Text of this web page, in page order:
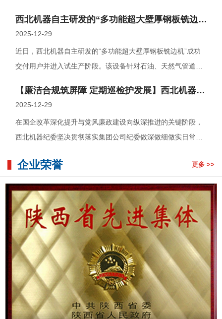
西北机器自主研发的“多功能超大壁厚钢板铣边机”成功交付
2025-12-29
近日，西北机器自主研发的“多功能超大壁厚钢板铣边机”成功
交付用户并进入试生产阶段。该设备针对石油、天然气管道输
【廉洁合规筑屏障 定期巡检护发展】西北机器纪委：创新协同巡检机制 赋能子公司合规运营
2025-12-29
在国企改革深化提升与党风廉政建设向纵深推进的关键阶段，
西北机器纪委坚决贯彻落实集团公司纪委做深做细做实日常监
企业荣誉 更多 >>